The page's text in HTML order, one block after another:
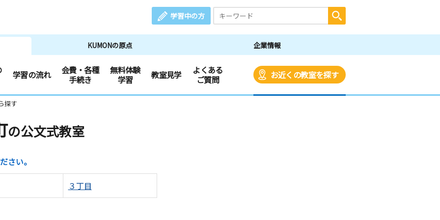
学習中の方
KUMONの原点 企業情報
学習の流れ
会費・各種
手続き
無料体験
学習
教室見学
よくある
ご質問
お近くの教室を探す
探す
の公文式教室
さい。
３丁目